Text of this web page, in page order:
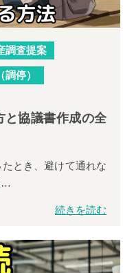
調査提案
停）
と協議書作成の全
とき、避けて通れな
…
続きを読む